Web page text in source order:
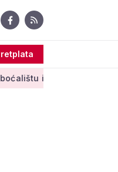
su zajednički trenuci'